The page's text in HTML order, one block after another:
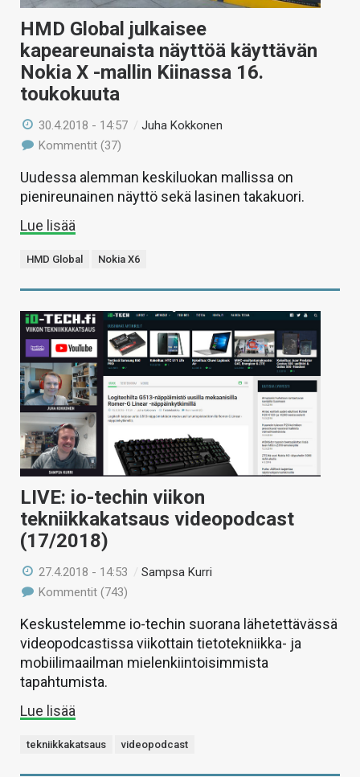
HMD Global julkaisee
kapeareunaista näyttöä käyttävän
Nokia X -mallin Kiinassa 16.
toukokuuta
30.4.2018 - 14:57 /Juha Kokkonen
Kommentit (37)
Uudessa alemman keskiluokan mallissa on
pienireunainen näyttö sekä lasinen takakuori.
Lue lisää
HMD Global Nokia X6
LIVE: io-techin viikon
tekniikkakatsaus videopodcast
(17/2018)
27.4.2018 - 14:53 /Sampsa Kurri
Kommentit (743)
Keskustelemme io-techin suorana lähetettävässä
videopodcastissa viikottain tietotekniikka- ja
mobiilimaailman mielenkiintoisimmista
tapahtumista.
Lue lisää
tekniikkakatsaus videopodcast